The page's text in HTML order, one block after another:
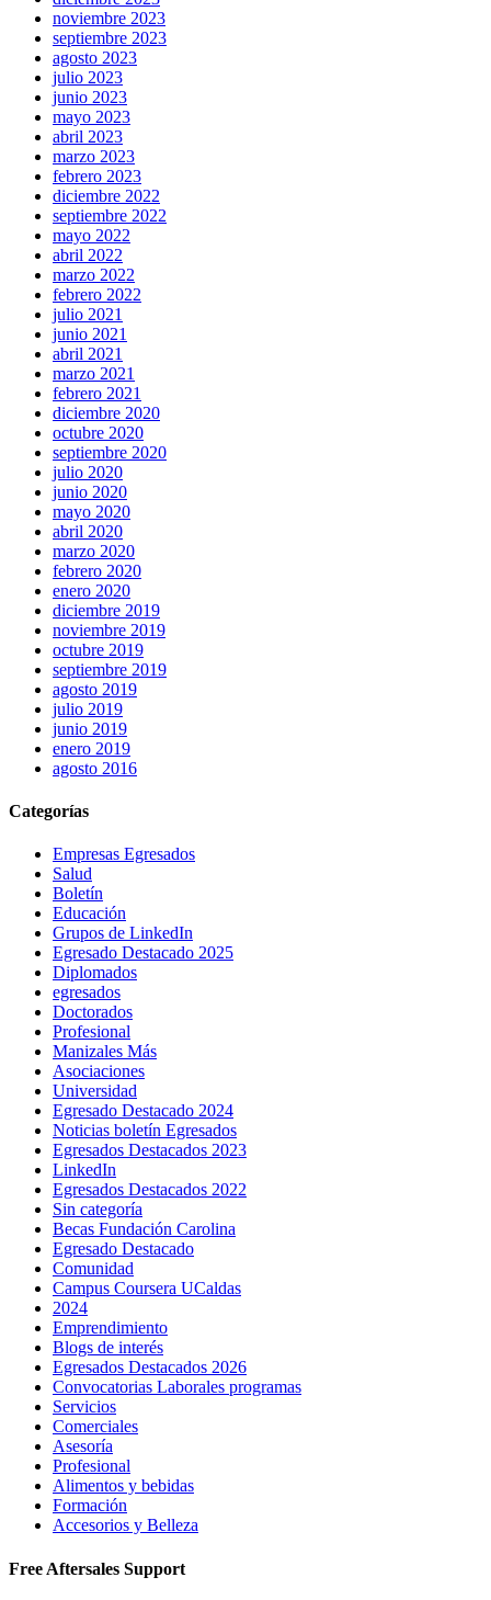
noviembre 2023
septiembre 2023
agosto 2023
julio 2023
junio 2023
mayo 2023
abril 2023
marzo 2023
febrero 2023
diciembre 2022
septiembre 2022
mayo 2022
abril 2022
marzo 2022
febrero 2022
julio 2021
junio 2021
abril 2021
marzo 2021
febrero 2021
diciembre 2020
octubre 2020
septiembre 2020
julio 2020
junio 2020
mayo 2020
abril 2020
marzo 2020
febrero 2020
enero 2020
diciembre 2019
noviembre 2019
octubre 2019
septiembre 2019
agosto 2019
julio 2019
junio 2019
enero 2019
agosto 2016
Categorías
Empresas Egresados
Salud
Boletín
Educación
Grupos de LinkedIn
Egresado Destacado 2025
Diplomados
egresados
Doctorados
Profesional
Manizales Más
Asociaciones
Universidad
Egresado Destacado 2024
Noticias boletín Egresados
Egresados Destacados 2023
LinkedIn
Egresados Destacados 2022
Sin categoría
Becas Fundación Carolina
Egresado Destacado
Comunidad
Campus Coursera UCaldas
2024
Emprendimiento
Blogs de interés
Egresados Destacados 2026
Convocatorias Laborales programas
Servicios
Comerciales
Asesoría
Profesional
Alimentos y bebidas
Formación
Accesorios y Belleza
Free Aftersales Support